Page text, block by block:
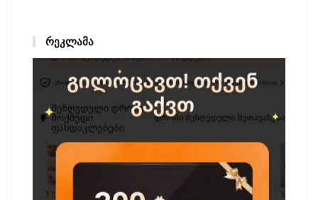
ᲠᲔᲙᲚᲐᲛᲐ